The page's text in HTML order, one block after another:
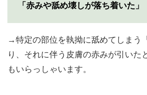
「赤みや舐め壊しが落ち着いた」
→特定の部位を執拗に舐めてしまう
り、それに伴う皮膚の赤みが引いた
もいらっしゃいます。